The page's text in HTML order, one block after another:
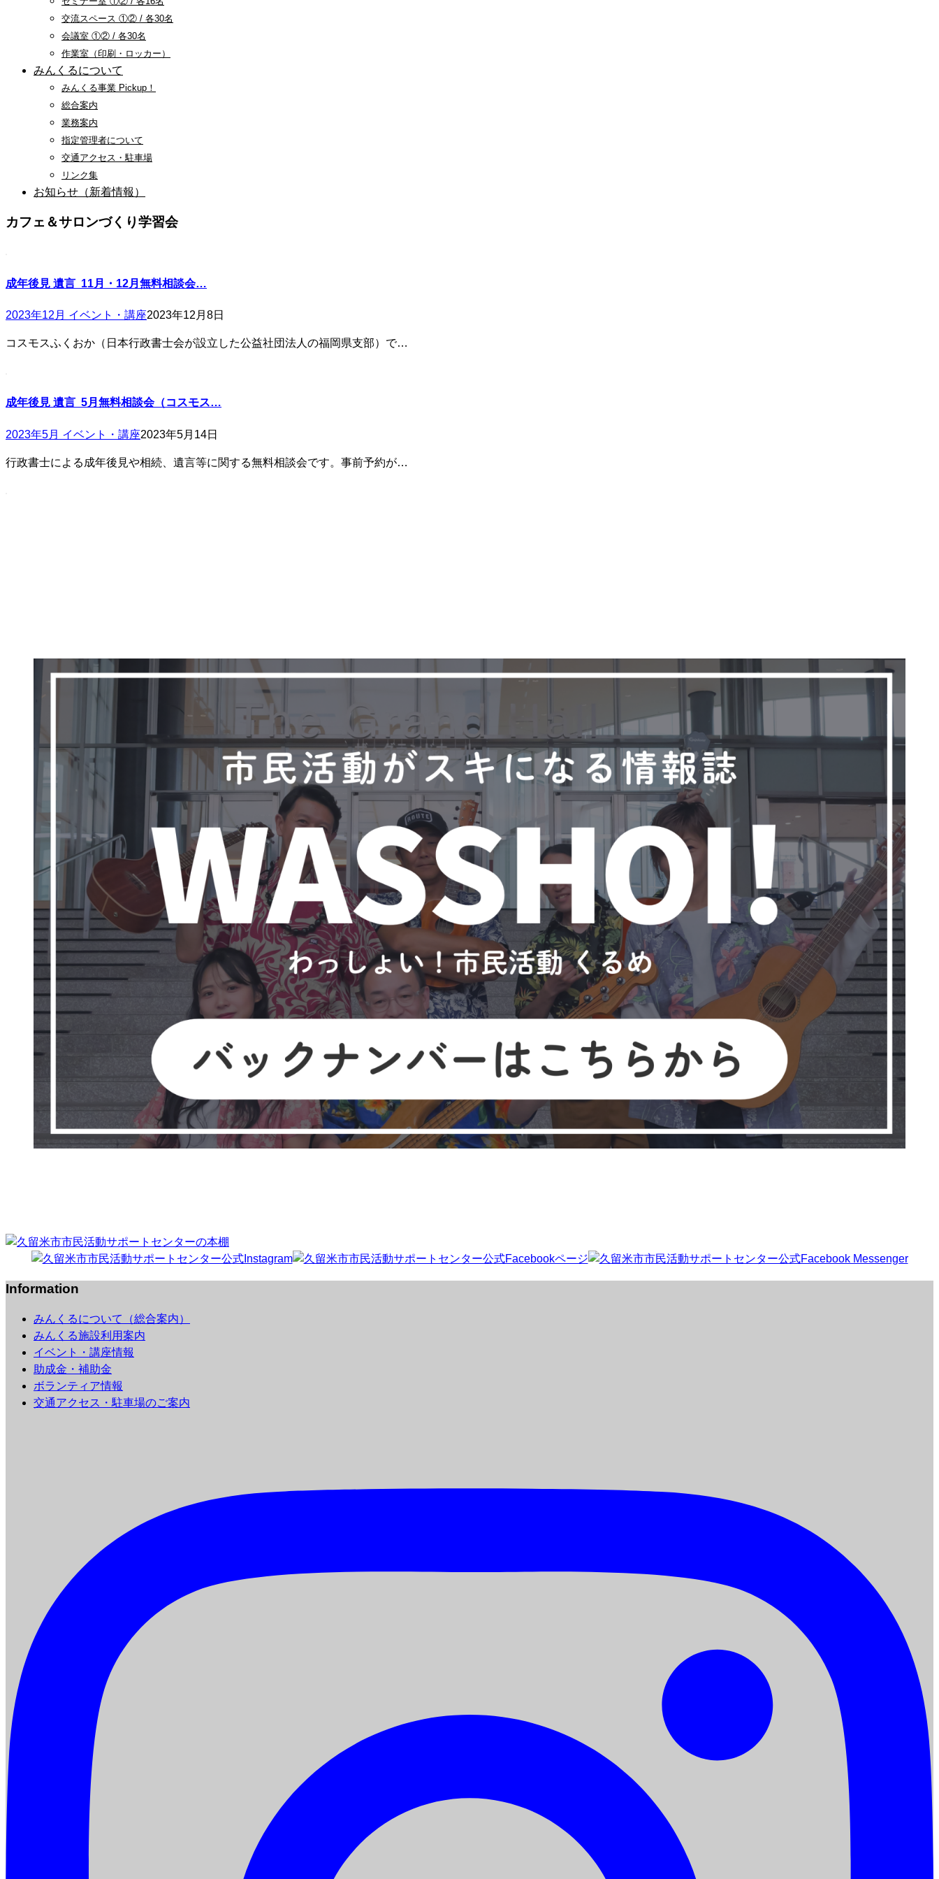
交流スペース ①② / 各30名
会議室 ①② / 各30名
作業室（印刷・ロッカー）
みんくるについて
みんくる事業 Pickup！
総合案内
業務案内
指定管理者について
交通アクセス・駐車場
リンク集
お知らせ（新着情報）
カフェ＆サロンづくり学習会
成年後見 遺言 11月・12月無料相談会…
2023年12月 イベント・講座2023年12月8日
コスモスふくおか（日本行政書士会が設立した公益社団法人の福岡県支部）で…
成年後見 遺言 5月無料相談会（コスモス…
2023年5月 イベント・講座2023年5月14日
行政書士による成年後見や相続、遺言等に関する無料相談会です。事前予約が…
Information
みんくるについて（総合案内）
みんくる施設利用案内
イベント・講座情報
助成金・補助金
ボランティア情報
交通アクセス・駐車場のご案内